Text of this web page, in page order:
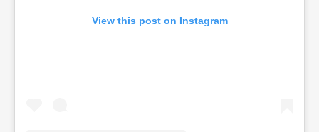
View this post on Instagram